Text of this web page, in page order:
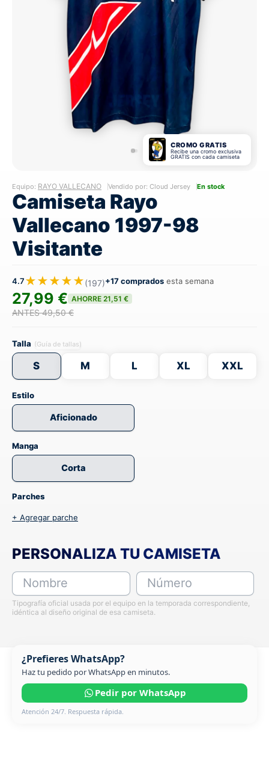
CROMO GRATIS
Recibe una cromo exclusiva
GRATIS con cada camiseta
Equipo: RAYO VALLECANO Vendido por: Cloud Jersey En stock
Camiseta Rayo
Vallecano 1997-98
Visitante
4.7★★★★★(197)+17 comprados esta semana
27,99 € AHORRE 21,51 €
ANTES 49,50 €
Talla (Guía de tallas)
S M L XL XXL
Estilo
Aficionado
Manga
Corta
Parches
+ Agregar parche
PERSONALIZA TU CAMISETA
Nombre Número
Tipografía oficial usada por el equipo en la temporada correspondiente,
idéntica al diseño original de esa camiseta.
¿Prefieres WhatsApp?
Haz tu pedido por WhatsApp en minutos.
Pedir por WhatsApp
Atención 24/7. Respuesta rápida.